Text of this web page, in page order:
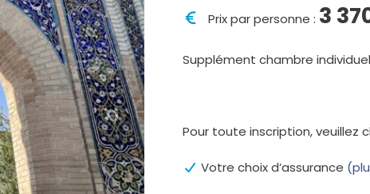
Prix par personne : 3
Supplément chambre
Pour toute inscription, veuillez
Votre choix d’assurance